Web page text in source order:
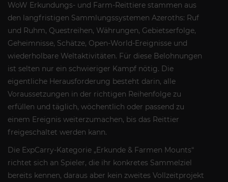
WoW Erkundungs- und Farm-Reittiere stammen aus
den langfristigen Sammlungssystemen Azeroths: Ruf
und Ruhm, Questreihen, Währungen, Gebietserfolge,
Geheimnisse, Schätze, Open-World-Ereignisse und
wiederholbare Weltaktivitäten. Für diese Belohnungen
ist selten nur ein schwieriger Kampf nötig. Die
eigentliche Herausforderung besteht darin, alle
Voraussetzungen in der richtigen Reihenfolge zu
erfüllen und täglich, wöchentlich oder passend zu
einem Ereignis weiterzumachen, bis das Reittier
freigeschaltet werden kann.
Die ExpCarry-Kategorie „Erkunde & Farmen Mounts“
richtet sich an Spieler, die ihr konkretes Sammelziel
bereits kennen, daraus aber kein zweites Vollzeitprojekt